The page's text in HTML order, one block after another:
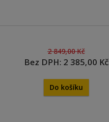
2 849,00 Kč
Bez DPH: 2 385,00 Kč
Do košíku